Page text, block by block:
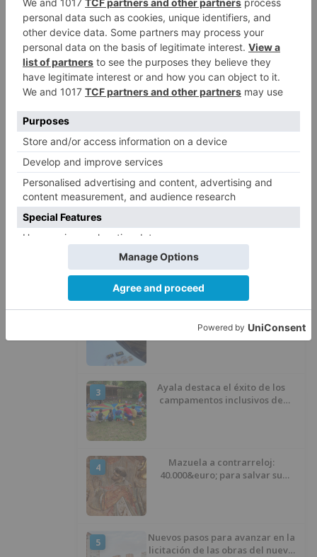
Herido un hombre de 35 años
que iba en silla de ruedas tras
ser atropellado en Burgos
El PSOE advierte de que el
"vaciado la hucha" y depende
del Ministerio para sostener las
LO ÚLTIMO
1
por el robo de cableado y por
atentado contra los agentes
Detenidas tres personas en
Quintanar de la Sierra con
hachís, cocaína y marihuana
3
Ayala destaca el éxito de los
campamentos inclusivos de
4
Mazuela a contrarreloj:
40.000&euro; para salvar su
5
Nuevos pasos para avanzar en la
licitación de las obras del nuevo